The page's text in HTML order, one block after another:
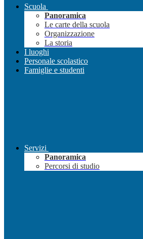
Scuola
Panoramica
Le carte della scuola
Organizzazione
La storia
I luoghi
Personale scolastico
Famiglie e studenti
Servizi
Panoramica
Percorsi di studio